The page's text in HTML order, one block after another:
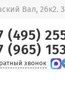
Вал, 26к2.
(495)
(965)
звонок